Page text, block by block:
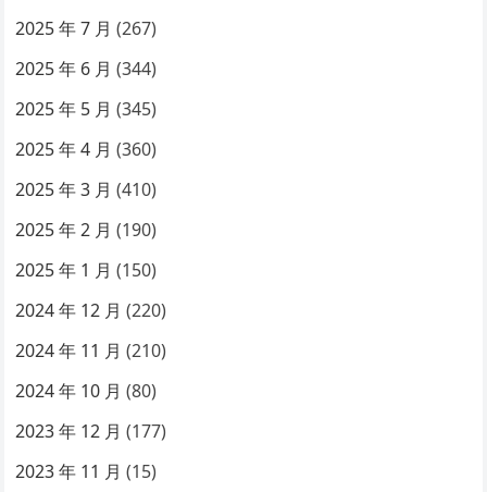
2025 年 7 月 (267)
2025 年 6 月 (344)
2025 年 5 月 (345)
2025 年 4 月 (360)
2025 年 3 月 (410)
2025 年 2 月 (190)
2025 年 1 月 (150)
2024 年 12 月 (220)
2024 年 11 月 (210)
2024 年 10 月 (80)
2023 年 12 月 (177)
2023 年 11 月 (15)